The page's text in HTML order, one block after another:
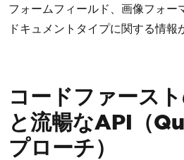
フォームフィールド、画像フォー
ドキュメントタイプに関する情報
コードファース
と流暢なAPI（
プローチ）